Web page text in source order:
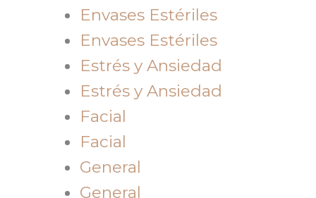
Envases Estériles
Envases Estériles
Estrés y Ansiedad
Estrés y Ansiedad
Facial
Facial
General
General